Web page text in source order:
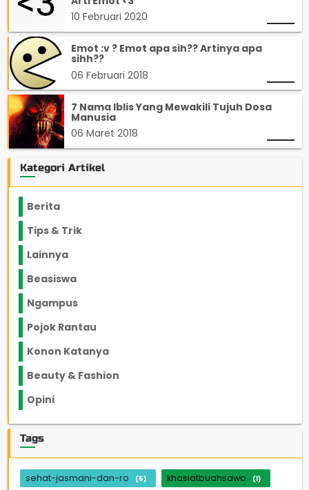
10 Februari 2020
Emot :v ? Emot apa sih?? Artinya apa
sihh??
06 Februari 2018
7 Nama Iblis Yang Mewakili Tujuh Dosa
Manusia
06 Maret 2018
Kategori Artikel
Berita
Tips & Trik
Lainnya
Beasiswa
Ngampus
Pojok Rantau
Konon Katanya
Beauty & Fashion
Opini
Tags
sehat-jasmani-dan-ro (5) khasiatbuahsawo (1)